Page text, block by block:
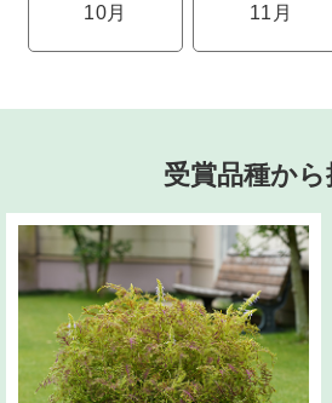
10月 11月
受賞品種か